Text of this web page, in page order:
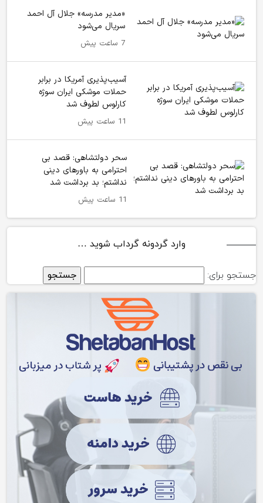
«مدیر مدرسه» جلال آل احمد
سریال می‌شود
7 ساعت پیش
آسیب‌پذیری آمریکا در برابر
حملات موشکی ایران سوژه
کارلوس لطوف شد
11 ساعت پیش
سحر دولتشاهی: قصد بی
احترامی به باورهای دینی
نداشتم؛ بد برداشت شد
11 ساعت پیش
وارد گردونه گرداب شوید …
جستجو برای: